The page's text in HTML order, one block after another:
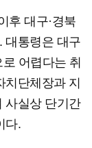
후 대구·경북
대통령은 대구
어렵다는 취
치단체장과 지
사실상 단기간
다.